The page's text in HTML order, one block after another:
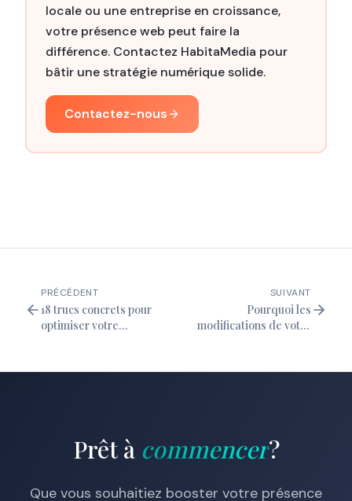
locale ou une entreprise en croissance,
votre présence web peut faire la
différence. Contactez HabitaMedia pour
bâtir une stratégie numérique solide.
Contactez-nous
PRÉCÉDENT
18 trucs concrets pour
optimiser votre
SUIVANT
Pourquoi les
modifications de votre
navigateur,
Prêt à commencer?
Que vous souhaitiez booster votre présence